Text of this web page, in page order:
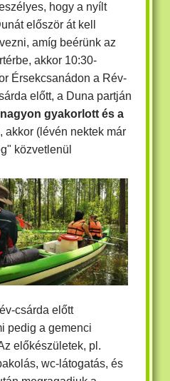
hogy a nyílt
először át kell
amíg beérünk az
akkor 10:30-
Érsekcsanádon a Rév-
előtt, a Duna partján
gyakorlott és a
akkor (lévén nektek már
közvetlenül
csárda előtt
pedig a gemenci
előkészületek, pl.
wc-látogatás, és